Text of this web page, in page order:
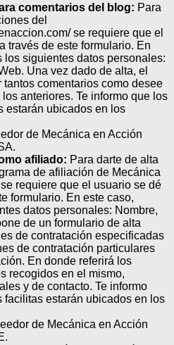
comentarios del blog: Para
del
se requiere que el
través de este formulario. En
los siguientes datos personales:
Una vez dado de alta, el
comentarios como desee
anteriores. Te informo que los
estarán ubicados en los
de Mecánica en Acción
afiliado: Para darte de alta
de afiliación de Mecánica
requiere que el usuario se dé
formulario. En este caso,
datos personales: Nombre,
de un formulario de alta
de contratación especificadas
de contratación particulares
En donde referirá los
recogidos en el mismo,
y de contacto. Te informo
facilitas estarán ubicados en los
de Mecánica en Acción